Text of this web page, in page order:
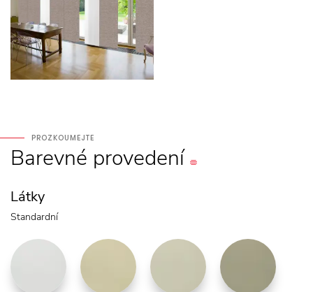
PROZKOUMEJTE
Barevné provedení
Látky
Standardní